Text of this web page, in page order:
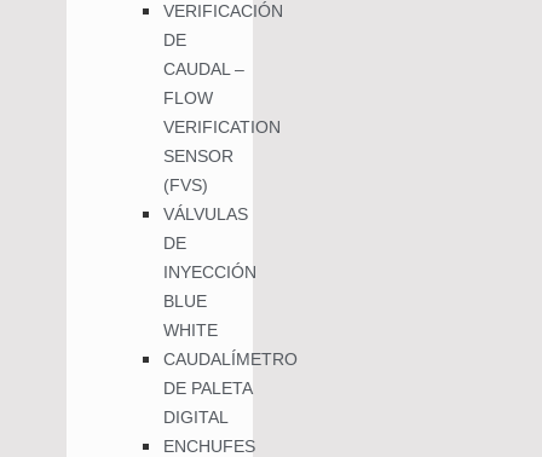
VERIFICACIÓN
DE
CAUDAL –
FLOW
VERIFICATION
SENSOR
(FVS)
VÁLVULAS
DE
INYECCIÓN
BLUE
WHITE
CAUDALÍMETRO
DE PALETA
DIGITAL
ENCHUFES